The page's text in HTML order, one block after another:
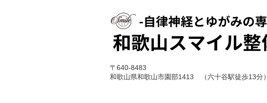
〒640-8483
和歌山県和歌山市園部1413 （六十谷駅徒歩13分）